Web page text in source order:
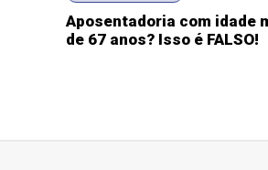
Aposentadoria com idade
de 67 anos? Isso é FALSO!